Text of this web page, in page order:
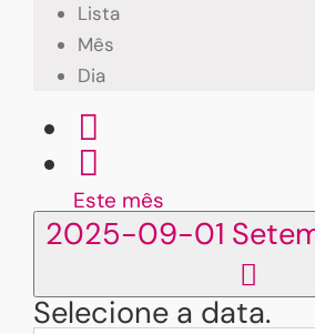
Lista
Mês
Dia
Este mês
2025-09-01
Selecione a data.